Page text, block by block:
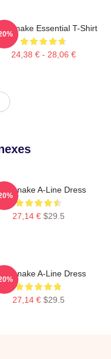
Essential T-Shirt
24,38 € - 28,06 €
A-Line Dress
27,14 € $29.5
A-Line Dress
27,14 € $29.5